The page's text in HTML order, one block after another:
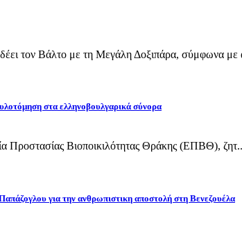
τον Βάλτο με τη Μεγάλη Δοξιπάρα, σύμφωνα με
στα ελληνοβουλγαρικά σύνορα
Προστασίας Βιοποικιλότητας Θράκης (ΕΠΒΘ),
για την ανθρωπιστικη αποστολή στη Βενεζουέλα